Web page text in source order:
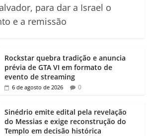
para dar a Israel o
e a remissão
Rockstar quebra tradição e anuncia
prévia de GTA VI em formato de
evento de streaming
6 de agosto de 2026 0
Sinédrio emite edital pela revelação
do Messias e exige reconstrução do
Templo em decisão histórica